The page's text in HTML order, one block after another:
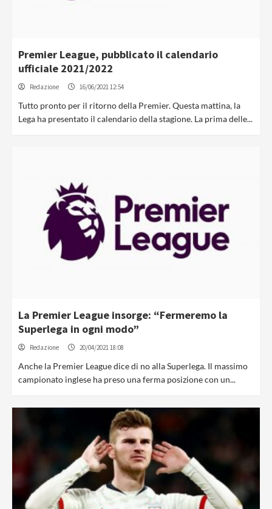
Premier League, pubblicato il calendario
ufficiale 2021/2022
Redazione 16/06/2021 12:54
Tutto pronto per il ritorno della Premier. Questa mattina, la
Lega ha presentato il calendario della stagione. La prima delle...
La Premier League insorge: “Fermeremo la
Superlega in ogni modo”
Redazione 20/04/2021 18:08
Anche la Premier League dice di no alla Superlega. Il massimo
campionato inglese ha preso una ferma posizione con un...